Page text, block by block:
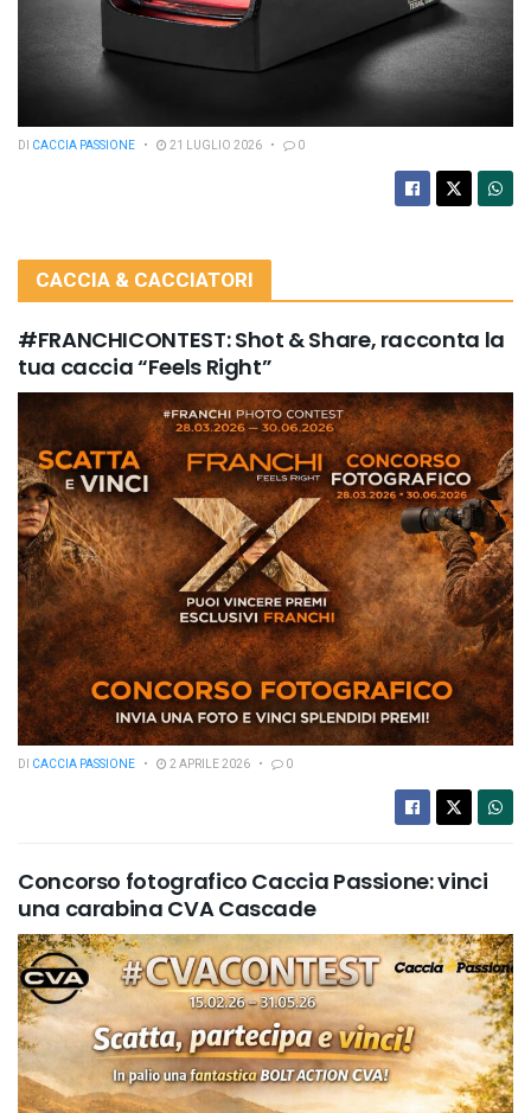
DI CACCIA PASSIONE 21 LUGLIO 2026 0
CACCIA & CACCIATORI
#FRANCHICONTEST: Shot & Share, racconta la
tua caccia “Feels Right”
DI CACCIA PASSIONE 2 APRILE 2026 0
Concorso fotografico Caccia Passione: vinci
una carabina CVA Cascade